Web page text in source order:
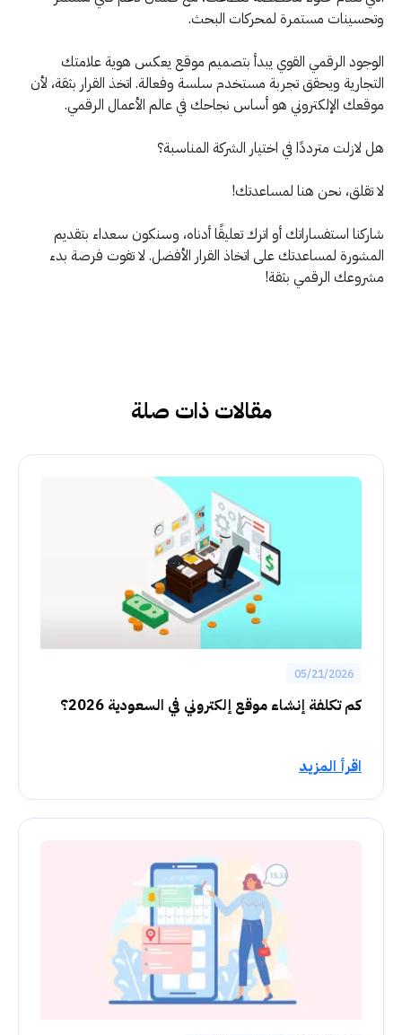
وتحسينات مستمرة لمحركات البحث.
الوجود الرقمي القوي يبدأ بتصميم موقع يعكس هوية علامتك
التجارية ويحقق تجربة مستخدم سلسة وفعالة. اتخذ القرار بثقة، لأن
موقعك الإلكتروني هو أساس نجاحك في عالم الأعمال الرقمي.
هل لازلت مترددًا في اختيار الشركة المناسبة؟
لا تقلق، نحن هنا لمساعدتك!
شاركنا استفساراتك أو اترك تعليقًا أدناه، وسنكون سعداء بتقديم
المشورة لمساعدتك على اتخاذ القرار الأفضل. لا تفوت فرصة بدء
مشروعك الرقمي بثقة!
مقالات ذات صلة
05/21/2026
كم تكلفة إنشاء موقع إلكتروني في السعودية 2026؟
اقرأ المزيد